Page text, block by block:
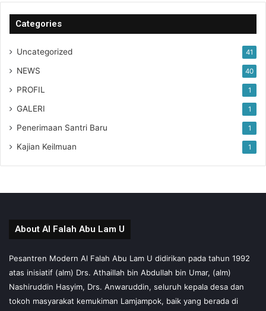
Categories
Uncategorized 41
NEWS 40
PROFIL 1
GALERI 1
Penerimaan Santri Baru 1
Kajian Keilmuan 1
About Al Falah Abu Lam U
Pesantren Modern Al Falah Abu Lam U didirikan pada tahun 1992
atas inisiatif (alm) Drs. Athaillah bin Abdullah bin Umar, (alm)
Nashiruddin Hasyim, Drs. Anwaruddin, seluruh kepala desa dan
tokoh masyarakat kemukiman Lamjampok, baik yang berada di